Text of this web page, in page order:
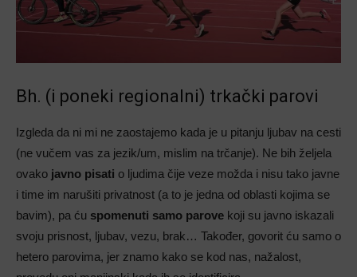
Bh. (i poneki regionalni) trkački parovi
Izgleda da ni mi ne zaostajemo kada je u pitanju ljubav na cesti
(ne vučem vas za jezik/um, mislim na trčanje). Ne bih željela
ovako javno pisati o ljudima čije veze možda i nisu tako javne
i time im narušiti privatnost (a to je jedna od oblasti kojima se
bavim), pa ću spomenuti samo parove koji su javno iskazali
svoju prisnost, ljubav, vezu, brak… Također, govorit ću samo o
hetero parovima, jer znamo kako se kod nas, nažalost,